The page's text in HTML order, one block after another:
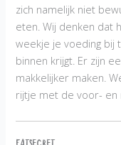
zich namelijk niet
eten. Wij denken dat
weekje je voeding bij
binnen krijgt. Er zijn
makkelijker maken.
rijtje met de voor- en